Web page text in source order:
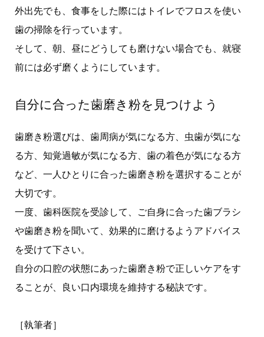
外出先でも、食事をした際にはトイレでフロスを使い
歯の掃除を行っています。
そして、朝、昼にどうしても磨けない場合でも、就寝
前には必ず磨くようにしています。
自分に合った歯磨き粉を見つけよう
歯磨き粉選びは、歯周病が気になる方、虫歯が気にな
る方、知覚過敏が気になる方、歯の着色が気になる方
など、一人ひとりに合った歯磨き粉を選択することが
大切です。
一度、歯科医院を受診して、ご自身に合った歯ブラシ
や歯磨き粉を聞いて、効果的に磨けるようアドバイス
を受けて下さい。
自分の口腔の状態にあった歯磨き粉で正しいケアをす
ることが、良い口内環境を維持する秘訣です。
［執筆者］